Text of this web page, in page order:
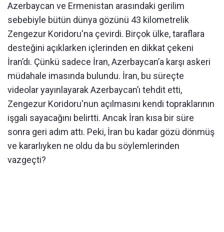
Azerbaycan ve Ermenistan arasındaki gerilim
sebebiyle bütün dünya gözünü 43 kilometrelik
Zengezur Koridoru'na çevirdi. Birçok ülke, taraflara
desteğini açıklarken içlerinden en dikkat çekeni
İran’dı. Çünkü sadece İran, Azerbaycan’a karşı askeri
müdahale imasında bulundu. İran, bu süreçte
videolar yayınlayarak Azerbaycan’ı tehdit etti,
Zengezur Koridoru'nun açılmasını kendi topraklarının
işgali sayacağını belirtti. Ancak İran kısa bir süre
sonra geri adım attı. Peki, İran bu kadar gözü dönmüş
ve kararlıyken ne oldu da bu söylemlerinden
vazgeçti?